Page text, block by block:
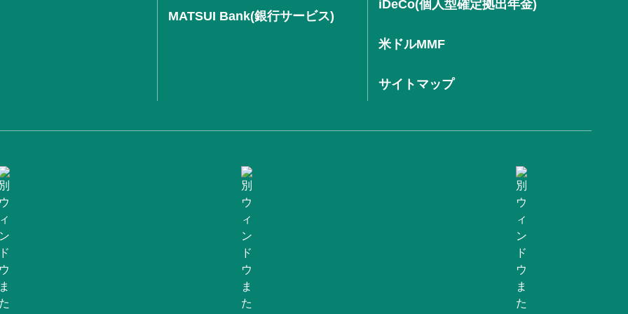
MATSUI Bank(銀行サービス)
iDeCo(個人型確定拠出年金)
米ドルMMF
サイトマップ